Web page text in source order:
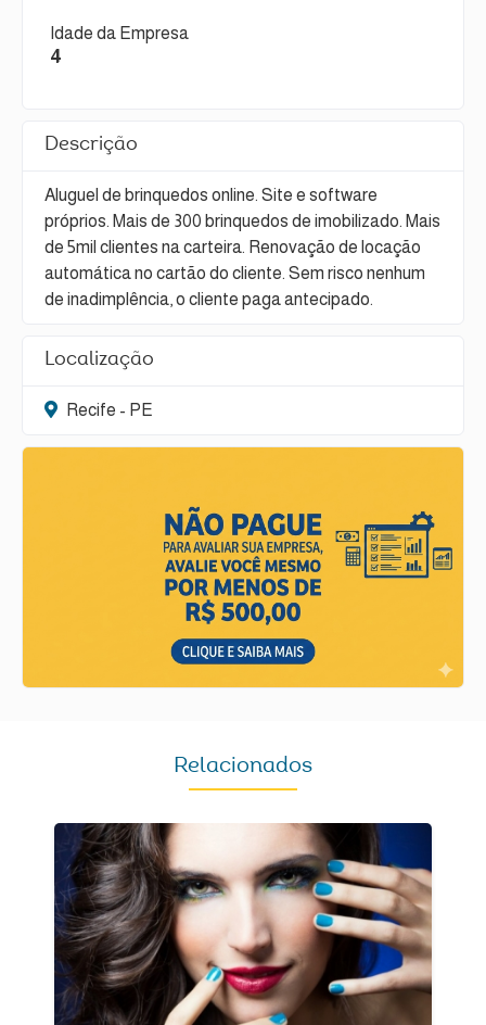
Idade da Empresa
4
Descrição
Aluguel de brinquedos online. Site e software
próprios. Mais de 300 brinquedos de imobilizado. Mais
de 5mil clientes na carteira. Renovação de locação
automática no cartão do cliente. Sem risco nenhum
de inadimplência, o cliente paga antecipado.
Localização
Recife - PE
Relacionados